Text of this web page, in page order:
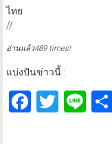
ไทย
//
อ่านแล้ว489 times!
แบ่งปันข่าวนี้ :